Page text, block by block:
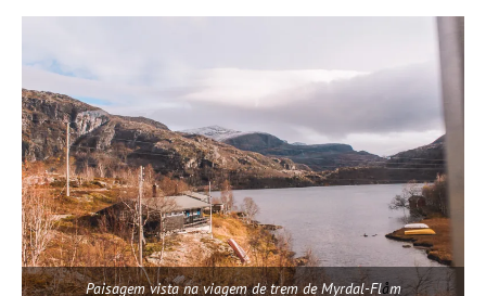
Paisagem vista na viagem de trem de Myrdal-Flåm